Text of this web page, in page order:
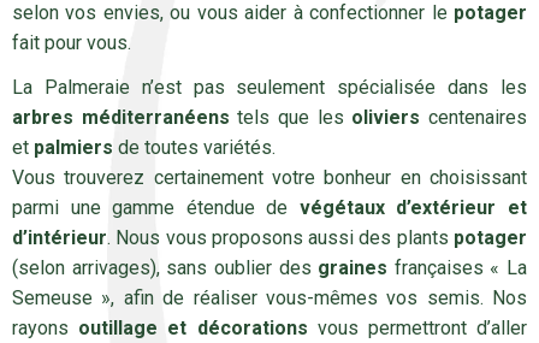
selon vos envies, ou vous aider à confectionner le potager
fait pour vous.
La Palmeraie n’est pas seulement spécialisée dans les
arbres méditerranéens tels que les oliviers centenaires
et palmiers de toutes variétés.
Vous trouverez certainement votre bonheur en choisissant
parmi une gamme étendue de végétaux d’extérieur et
d’intérieur. Nous vous proposons aussi des plants potager
(selon arrivages), sans oublier des graines françaises « La
Semeuse », afin de réaliser vous-mêmes vos semis. Nos
rayons outillage et décorations vous permettront d’aller